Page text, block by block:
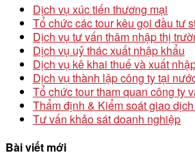
Dịch vụ xúc tiến thương mại
Tổ chức các tour kêu gọi đầu tư
Dịch vụ tư vấn thâm nhập thị
Dịch vụ uỷ thác xuất nhập khẩu
Dịch vụ kê khai thuế và xuất
Dịch vụ thành lập công ty tại
Tổ chức tour tham quan công ty
Thẩm định & Kiểm soát giao
Tư vấn khảo sát doanh nghiệp
Bài viết mới